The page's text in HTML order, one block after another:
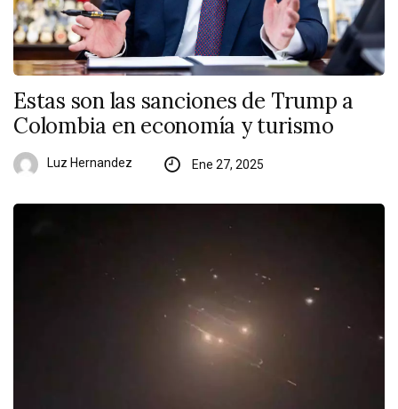
Estas son las sanciones de Trump a
Colombia en economía y turismo
Luz Hernandez Ene 27, 2025